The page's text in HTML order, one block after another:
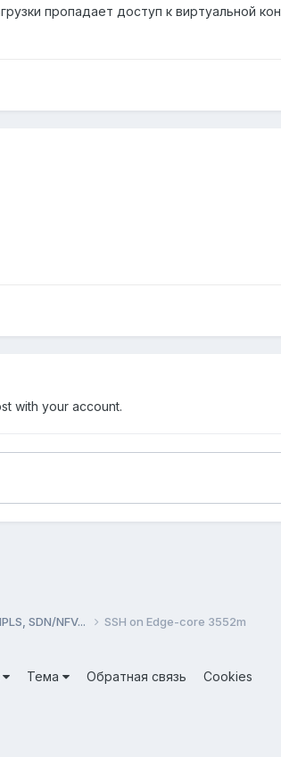
пропадает доступ к виртуальной
with your account.
SDN/NFV... SSH on Edge-core 3552m
Тема Обратная связь
Cookies